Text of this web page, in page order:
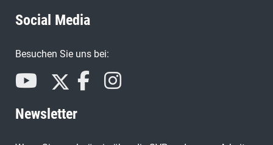
Social Media
Besuchen Sie uns bei:
Newsletter